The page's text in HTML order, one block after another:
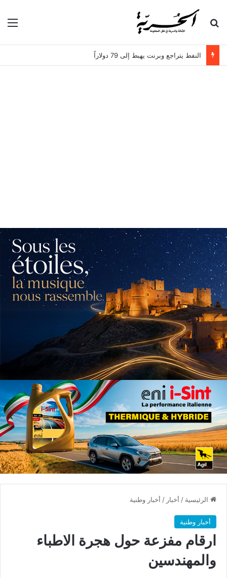
بحث عن
النفط يتراجع وبرنت يهبط إلى 79 دولاراً
الرئيسية / أخبار / أخبار وطنية
أخبار وطنية
ارقام مفزعة حول هجرة الاطباء
والمهندسين